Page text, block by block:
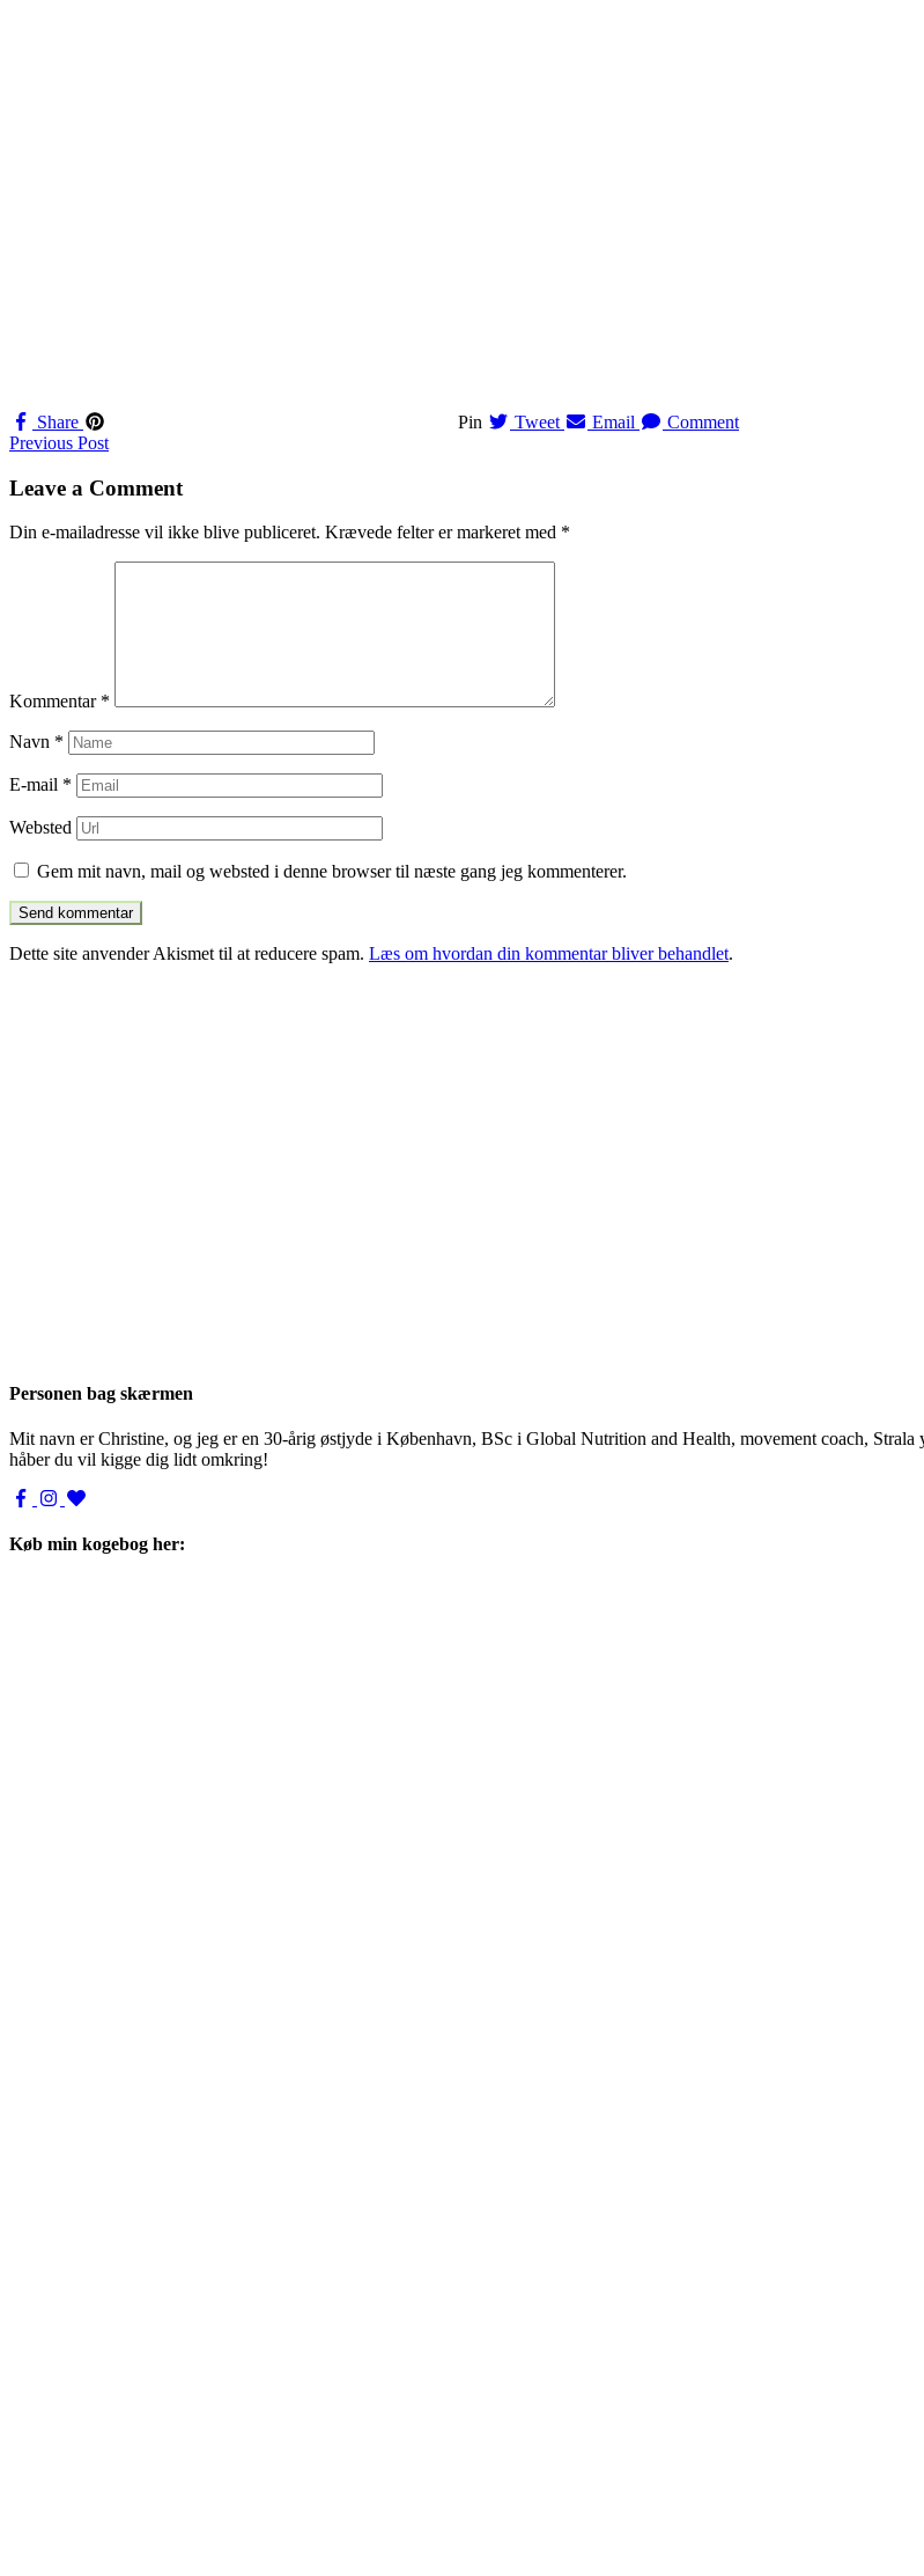
Share Pin Tweet Email Comment
Navigation
til
Previous Post
Leave a Comment
Din e-mailadresse vil ikke blive publiceret. Krævede felter er markeret med *
Kommentar *
Navn *
E-mail *
Websted
Gem mit navn, mail og websted i denne browser til næste gang jeg kommenterer.
Dette site anvender Akismet til at reducere spam. Læs om hvordan din kommentar bliver behandlet.
Personen bag skærmen
Mit navn er Christine, og jeg er en 30-årig østjyde i København, BSc i Global Nutrition and Health, movement coach,
håber du vil kigge dig lidt omkring!
Køb min kogebog her: